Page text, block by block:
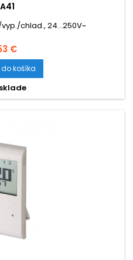
chlad., 24...250V~
€
do košíka